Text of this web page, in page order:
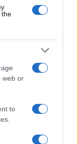
the
web or
to